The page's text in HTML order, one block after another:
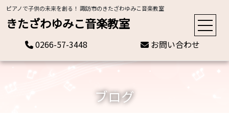
ピアノで子供の未来を創る！ 諏訪市のきたざわゆみこ音楽教室
きたざわゆみこ音楽教室
0266-57-3448 お問い合わせ
ブログ